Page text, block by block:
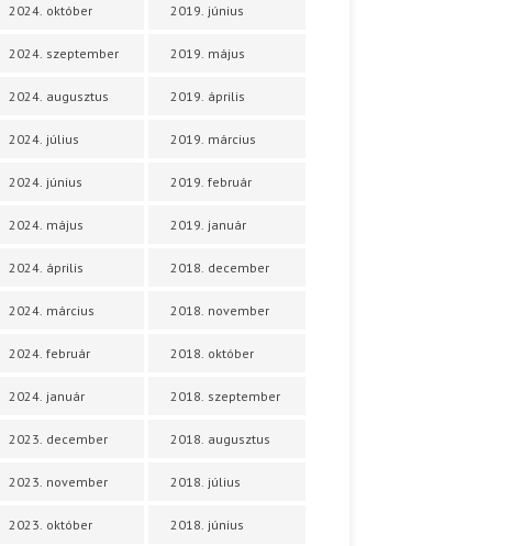
2024. október
2024. szeptember
2024. augusztus
2024. július
2024. június
2024. május
2024. április
2024. március
2024. február
2024. január
2023. december
2023. november
2023. október
2019. június
2019. május
2019. április
2019. március
2019. február
2019. január
2018. december
2018. november
2018. október
2018. szeptember
2018. augusztus
2018. július
2018. június